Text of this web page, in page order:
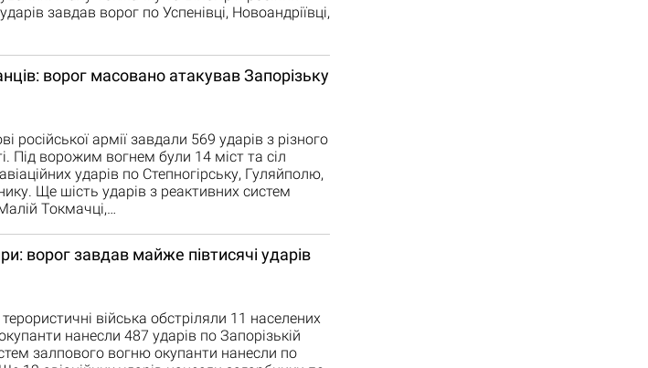
завдав ворог по Успенівці, Новоандріївці,
ворог масовано атакував Запорізьку
російської армії завдали 569 ударів з різного
Під ворожим вогнем були 14 міст та сіл
ударів по Степногірську, Гуляйполю,
Ще шість ударів з реактивних систем
Токмачці,…
ворог завдав майже півтисячі ударів
війська обстріляли 11 населених
нанесли 487 ударів по Запорізькій
залпового вогню окупанти нанесли по